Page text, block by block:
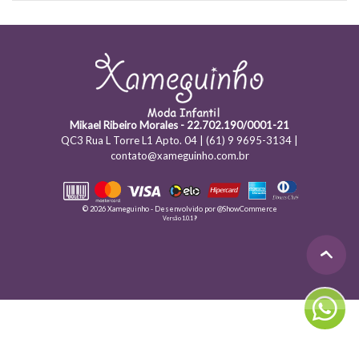
Mikael Ribeiro Morales - 22.702.190/0001-21
QC3 Rua L Torre L1 Apto. 04 | (61) 9 9695-3134 |
contato@xameguinho.com.br
© 2026 Xameguinho - Desenvolvido por@ShowCommerce
Versão 1.0.19